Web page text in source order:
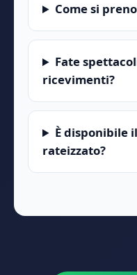
Come si
Fate
ricevimenti?
È disponibile
rateizzato?